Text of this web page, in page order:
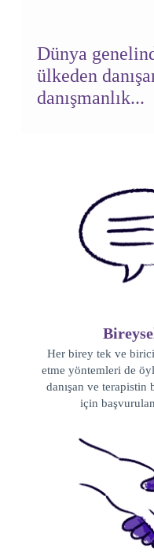
Dünya
ülkeden
danışmanlık...
Her birey tek ve
etme yöntemleri de
danışan ve
için